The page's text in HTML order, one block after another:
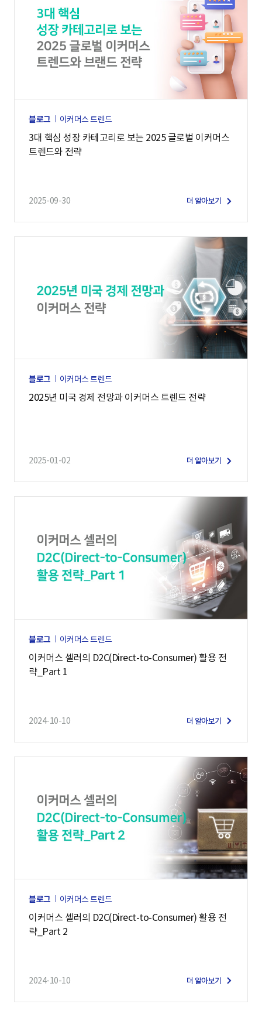
블로그 이커머스 트렌드
3대 핵심 성장 카테고리로 보는 2025 글로벌 이커머스
트렌드와 전략
2025-09-30 더 알아보기
블로그 이커머스 트렌드
2025년 미국 경제 전망과 이커머스 트렌드 전략
2025-01-02 더 알아보기
블로그 이커머스 트렌드
이커머스 셀러의 D2C(Direct-to-Consumer) 활용 전
략_Part 1
2024-10-10 더 알아보기
블로그 이커머스 트렌드
이커머스 셀러의 D2C(Direct-to-Consumer) 활용 전
략_Part 2
2024-10-10 더 알아보기